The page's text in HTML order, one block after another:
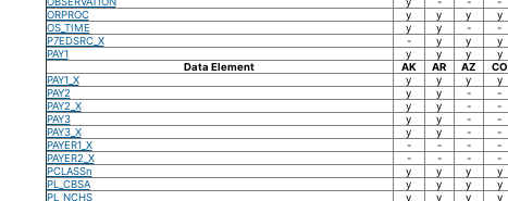
ORPROC
y y y y
OS_TIME
y y - -
P7EDSRC_X
- y y y
PAY1
y y y y
Data Element
AK AR AZ CO
PAY1_X
y y y y
PAY2
y y - -
PAY2_X
y y - -
PAY3
y y - -
PAY3_X
y y - -
PAYER1_X
- - - -
PAYER2_X
- - - -
PCLASSn
y y y y
PL_CBSA
y y y y
PL_NCHS
y y y y